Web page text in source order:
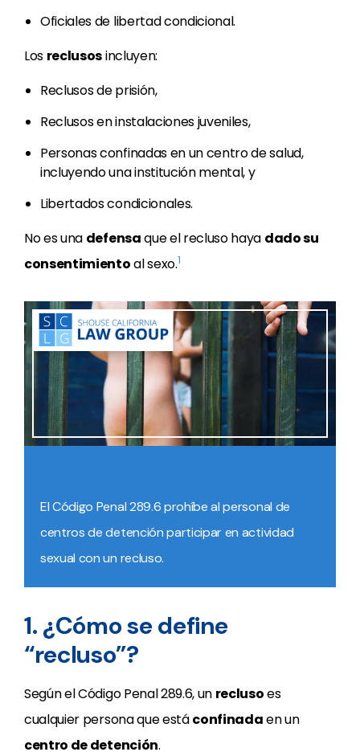
Oficiales de libertad condicional.
Los reclusosincluyen:
Reclusos de prisión,
Reclusos en instalaciones juveniles,
Personas confinadas en un centro de salud,
incluyendo una institución mental, y
Libertados condicionales.
No es una defensaque el recluso haya dado su
consentimientoal sexo.1
El Código Penal 289.6 prohíbe al personal de
centros de detención participar en actividad
sexual con un recluso.
1. ¿Cómo se define
“recluso”?
Según el Código Penal 289.6, un reclusoes
cualquier persona que estáconfinadaen un
centro de detención.